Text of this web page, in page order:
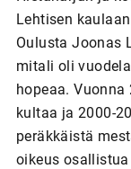
Lehtisen
Oulusta Joonas
mitali oli
hopeaa.
kultaa ja 2000-
peräkkäistä
oikeus